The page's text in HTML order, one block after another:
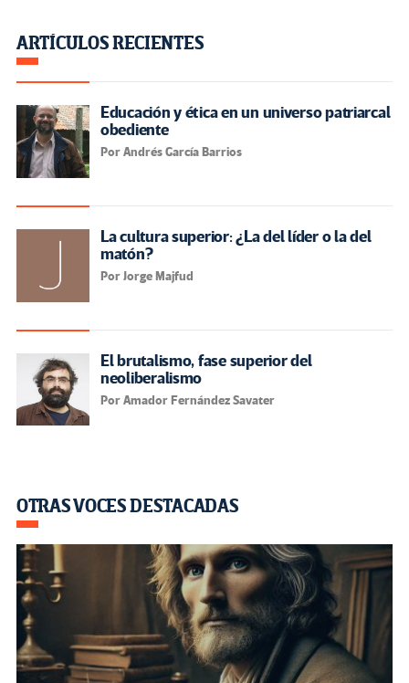
ARTÍCULOS RECIENTES
Educación y ética en un universo patriarcal
obediente
Por Andrés García Barrios
La cultura superior: ¿La del líder o la del
matón?
Por Jorge Majfud
El brutalismo, fase superior del
neoliberalismo
Por Amador Fernández Savater
OTRAS VOCES DESTACADAS